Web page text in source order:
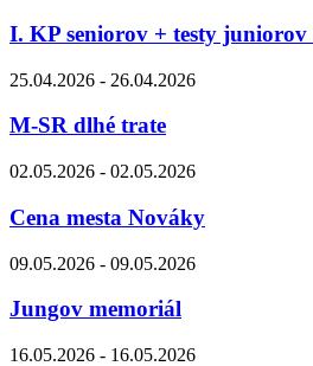
I. KP seniorov + testy juniorov
25.04.2026 - 26.04.2026
M-SR dlhé trate
02.05.2026 - 02.05.2026
Cena mesta Nováky
09.05.2026 - 09.05.2026
Jungov memoriál
16.05.2026 - 16.05.2026